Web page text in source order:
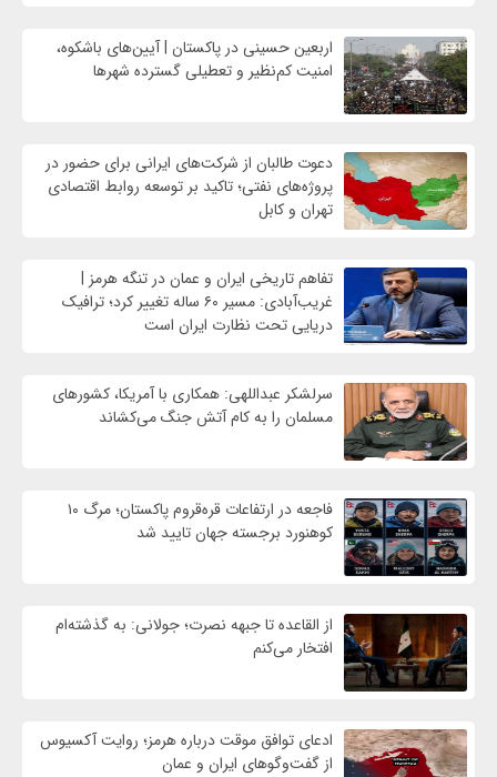
اربعین حسینی در پاکستان | آیین‌های باشکوه،
امنیت کم‌نظیر و تعطیلی گسترده شهرها
دعوت طالبان از شرکت‌های ایرانی برای حضور در
پروژه‌های نفتی؛ تاکید بر توسعه روابط اقتصادی
تهران و کابل
تفاهم تاریخی ایران و عمان در تنگه هرمز |
غریب‌آبادی: مسیر ۶۰ ساله تغییر کرد؛ ترافیک
دریایی تحت نظارت ایران است
سرلشکر عبداللهی: همکاری با آمریکا، کشورهای
مسلمان را به کام آتش جنگ می‌کشاند
فاجعه در ارتفاعات قره‌قروم پاکستان؛ مرگ ۱۰
کوهنورد برجسته جهان تایید شد
از القاعده تا جبهه نصرت؛ جولانی: به گذشته‌ام
افتخار می‌کنم
ادعای توافق موقت درباره هرمز؛ روایت آکسیوس
از گفت‌وگوهای ایران و عمان